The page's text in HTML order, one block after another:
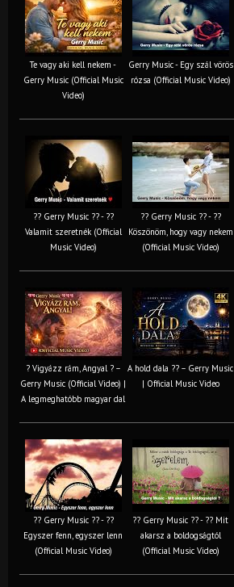
Te vagy aki kell nekem -
Gerry Music (Official Music
Video)
Gerry Music - Egy szál vörös
rózsa (Official Music Video)
?? Gerry Music ?? - ??
Valamit szeretnék (Official
Music Video)
?? Gerry Music ?? - ??
Köszönöm, hogy vagy nekem
(Official Music Video)
? Vigyázz rám, Angyal ? –
Gerry Music (Official Video) |
A legmeghatóbb magyar dal
A hold dala ?? – Gerry Music
| Official Music Video
?? Gerry Music ?? - ??
Egyszer fenn, egyszer lenn
(Official Music Video)
?? Gerry Music ?? - ?? Mit
akarsz a boldogságtól
(Official Music Video)